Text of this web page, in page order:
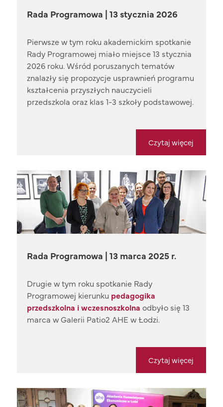
Rada Programowa | 13 stycznia 2026
Pierwsze w tym roku akademickim spotkanie
Rady Programowej miało miejsce 13 stycznia
2026 roku. Wśród poruszanych tematów
znalazły się propozycje usprawnień programu
kształcenia przyszłych nauczycieli
przedszkola oraz klas 1-3 szkoły podstawowej.
Czytaj więcej
Rada Programowa | 13 marca 2025 r.
Drugie w tym roku spotkanie Rady
Programowej kierunku pedagogika
przedszkolna i wczesnoszkolna odbyło się 13
marca w Galerii Patio2 AHE w Łodzi.
Czytaj więcej